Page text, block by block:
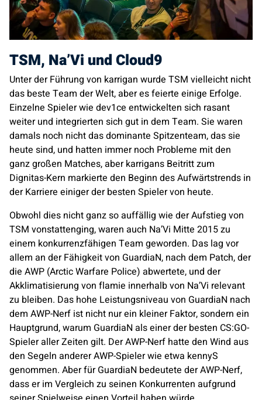
TSM, Na’Vi und Cloud9
Unter der Führung von karrigan wurde TSM vielleicht nicht
das beste Team der Welt, aber es feierte einige Erfolge.
Einzelne Spieler wie dev1ce entwickelten sich rasant
weiter und integrierten sich gut in dem Team. Sie waren
damals noch nicht das dominante Spitzenteam, das sie
heute sind, und hatten immer noch Probleme mit den
ganz großen Matches, aber karrigans Beitritt zum
Dignitas-Kern markierte den Beginn des Aufwärtstrends in
der Karriere einiger der besten Spieler von heute.
Obwohl dies nicht ganz so auffällig wie der Aufstieg von
TSM vonstattenging, waren auch Na’Vi Mitte 2015 zu
einem konkurrenzfähigen Team geworden. Das lag vor
allem an der Fähigkeit von GuardiaN, nach dem Patch, der
die AWP (Arctic Warfare Police) abwertete, und der
Akklimatisierung von flamie innerhalb von Na’Vi relevant
zu bleiben. Das hohe Leistungsniveau von GuardiaN nach
dem AWP-Nerf ist nicht nur ein kleiner Faktor, sondern ein
Hauptgrund, warum GuardiaN als einer der besten CS:GO-
Spieler aller Zeiten gilt. Der AWP-Nerf hatte den Wind aus
den Segeln anderer AWP-Spieler wie etwa kennyS
genommen. Aber für GuardiaN bedeutete der AWP-Nerf,
dass er im Vergleich zu seinen Konkurrenten aufgrund